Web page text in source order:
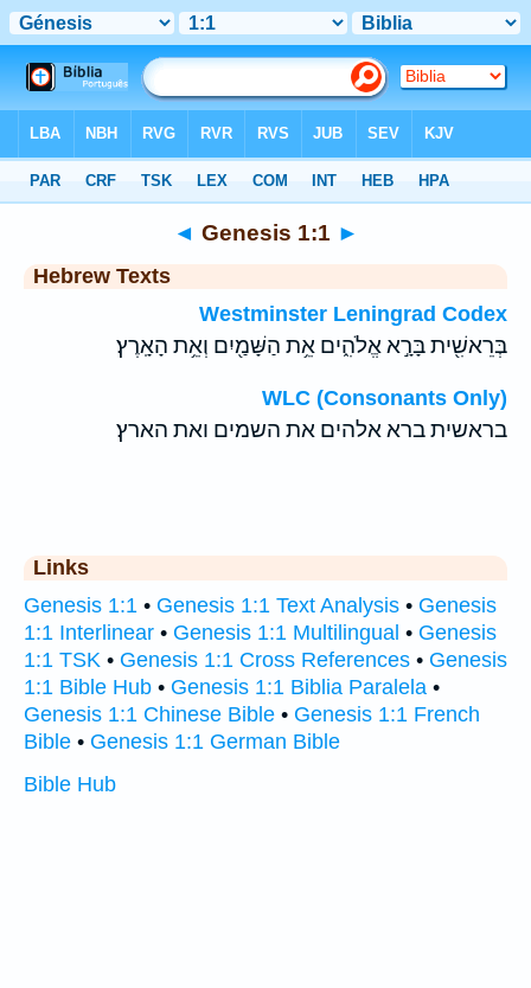
◄ Genesis 1:1 ►
Hebrew Texts
Westminster Leningrad Codex
בְּרֵאשִׁ֖ית בָּרָ֣א אֱלֹהִ֑ים אֵ֥ת הַשָּׁמַ֖יִם וְאֵ֥ת הָאָֽרֶץ׃
WLC (Consonants Only)
בראשית ברא אלהים את השמים ואת הארץ׃
Links
Genesis 1:1 • Genesis 1:1 Text Analysis • Genesis
1:1 Interlinear • Genesis 1:1 Multilingual • Genesis
1:1 TSK • Genesis 1:1 Cross References • Genesis
1:1 Bible Hub • Genesis 1:1 Biblia Paralela •
Genesis 1:1 Chinese Bible • Genesis 1:1 French
Bible • Genesis 1:1 German Bible
Bible Hub